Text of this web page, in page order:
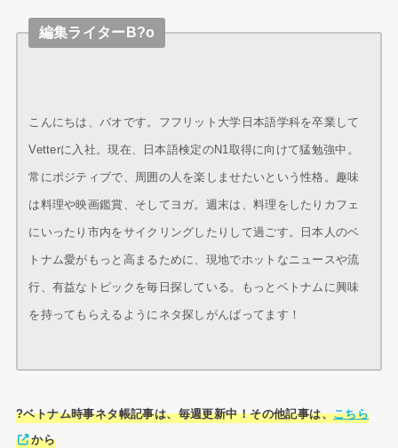
編集ライターB?o
こんにちは、バオです。フフリット大学日本語学科を卒業して
Vetterに入社。現在、日本語検定のN1取得に向けて猛勉強中。
常にポジティブで、周囲の人を楽しませたいという性格。趣味
は料理や映画鑑賞、そしてヨガ。週末は、料理をしたりカフェ
にいったり市内をサイクリングしたりして過ごす。日本人のベ
トナム愛がもっと高まるために、現地でホットなニュースや流
行、有益なトピックを毎日探している。もっとベトナムに興味
を持ってもらえるようにネタ探しがんばってます！
?ベトナム時事ネタ帳記事は、毎週更新中！その他記事は、こちら
から